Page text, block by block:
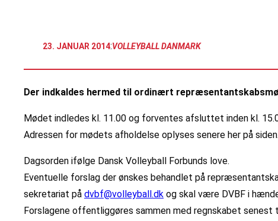
23. JANUAR 2014:VOLLEYBALL DANMARK
Der indkaldes hermed til ordinært
Mødet indledes kl. 11.00 og forventes afsluttet inden kl.
Adressen for mødets afholdelse oplyses senere her på siden.
Dagsorden ifølge Dansk Volleyball Forbunds love.
Eventuelle forslag der ønskes behandlet på
sekretariat på dvbf@volleyball.dk og skal være DVBF i
Forslagene offentliggøres sammen med regnskabet